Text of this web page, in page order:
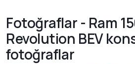
Fotoğraflar - Ram
Revolution BEV
fotoğraflar